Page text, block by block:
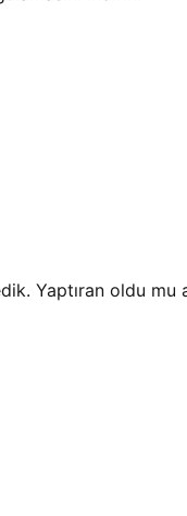
Yaptıran oldu mu